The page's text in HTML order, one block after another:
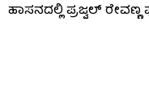
ಹಾಸನದಲ್ಲಿ ಪ್ರಜ್ವಲ್ ರೇವಣ್ಣ